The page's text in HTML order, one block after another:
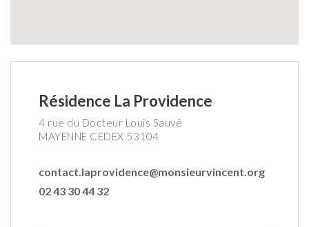
Résidence La Providence
4 rue du Docteur Louis Sauvé
MAYENNE CEDEX 53104
contact.laprovidence@monsieurvincent.org
02 43 30 44 32